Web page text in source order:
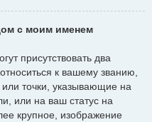
с моим именем
присутствовать два
к вашему званию,
или точки, указывающие на
или на ваш статус на
крупное, изображение